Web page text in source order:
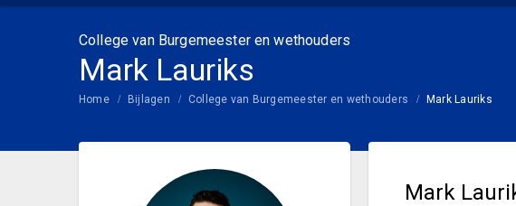
College van Burgemeester en wethouders
Mark Lauriks
Home Bijlagen College van Burgemeester en wethouders Mark Lauriks
Mark